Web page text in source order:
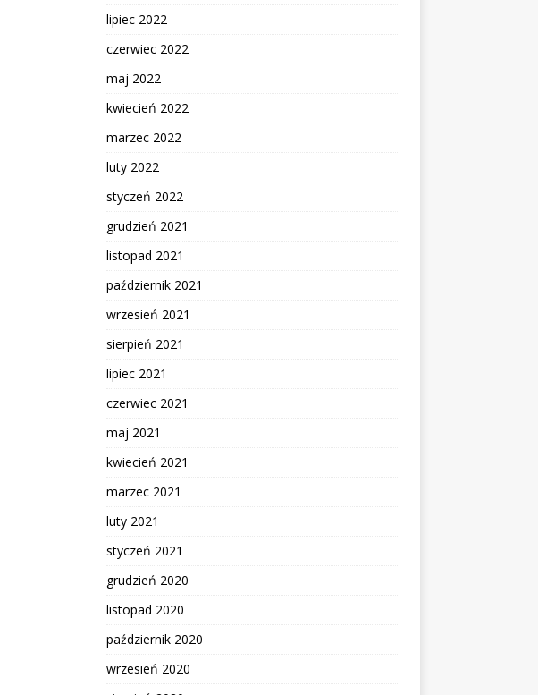
lipiec 2022
czerwiec 2022
maj 2022
kwiecień 2022
marzec 2022
luty 2022
styczeń 2022
grudzień 2021
listopad 2021
październik 2021
wrzesień 2021
sierpień 2021
lipiec 2021
czerwiec 2021
maj 2021
kwiecień 2021
marzec 2021
luty 2021
styczeń 2021
grudzień 2020
listopad 2020
październik 2020
wrzesień 2020